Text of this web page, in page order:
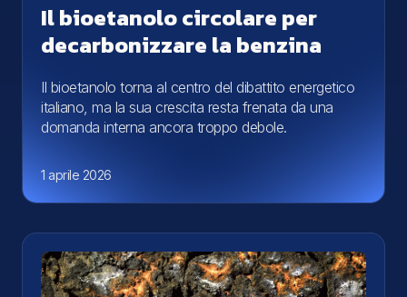
Il bioetanolo circolare per
decarbonizzare la benzina
Il bioetanolo torna al centro del dibattito energetico
italiano, ma la sua crescita resta frenata da una
domanda interna ancora troppo debole.
1 aprile 2026